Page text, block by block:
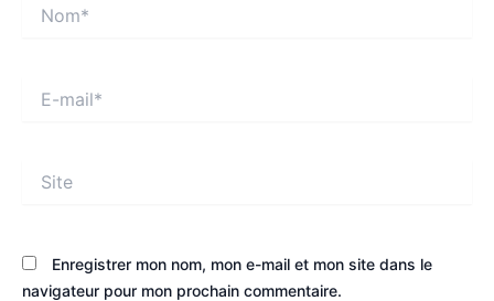
mail*
Enregistrer mon nom, mon e-mail et mon site dans le
navigateur pour mon prochain commentaire.